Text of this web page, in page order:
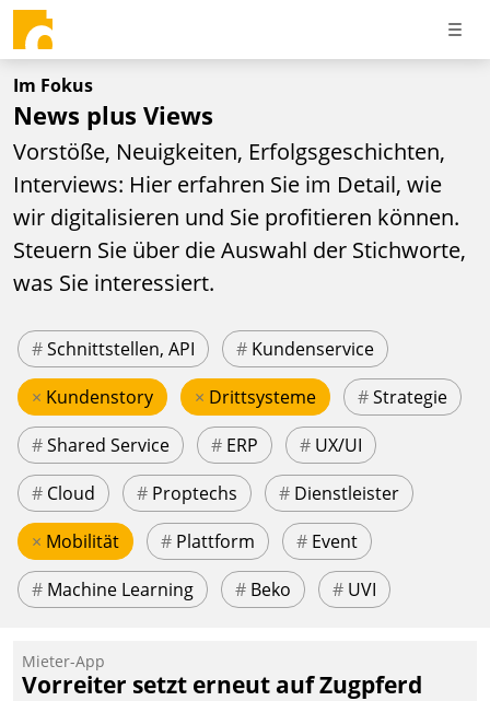
Im Fokus
News plus Views
Vorstöße, Neuigkeiten, Erfolgsgeschichten,
Interviews: Hier erfahren Sie im Detail, wie
wir digitalisieren und Sie profitieren können.
Steuern Sie über die Auswahl der Stichworte,
was Sie interessiert.
#Schnittstellen, API # Kundenservice
× Kundenstory × Drittsysteme #Strategie
#Shared Service # ERP # UX/UI
# Cloud # Proptechs # Dienstleister
× Mobilität # Plattform # Event
# Machine Learning # Beko # UVI
Mieter-App
Vorreiter setzt erneut auf Zugpferd